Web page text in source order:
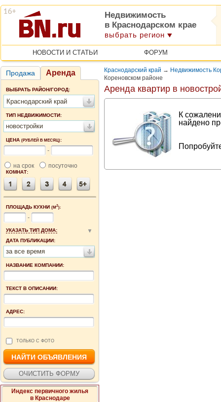
Недвижимость
в Краснодарском крае
выбрать регион
НОВОСТИ И СТАТЬИ ФОРУМ
Продажа Аренда
ВЫБРАТЬ РАЙОН/ГОРОД:
Краснодарский край
ТИП НЕДВИЖИМОСТИ:
новостройки
ЦЕНА (РУБЛЕЙ В МЕСЯЦ):
-
на срок посуточно
КОМНАТ:
ПЛОЩАДЬ КУХНИ (М2):
-
УКАЗАТЬ ТИП ДОМА:
ДАТА ПУБЛИКАЦИИ:
за все время
НАЗВАНИЕ КОМПАНИИ:
ТЕКСТ В ОПИСАНИИ:
АДРЕС:
ТОЛЬКО С ФОТО
Индекс первичного жилья
в Краснодаре
Краснодарский край → Недвижимость
Кореновском районе
Аренда квартир в
К
найдено